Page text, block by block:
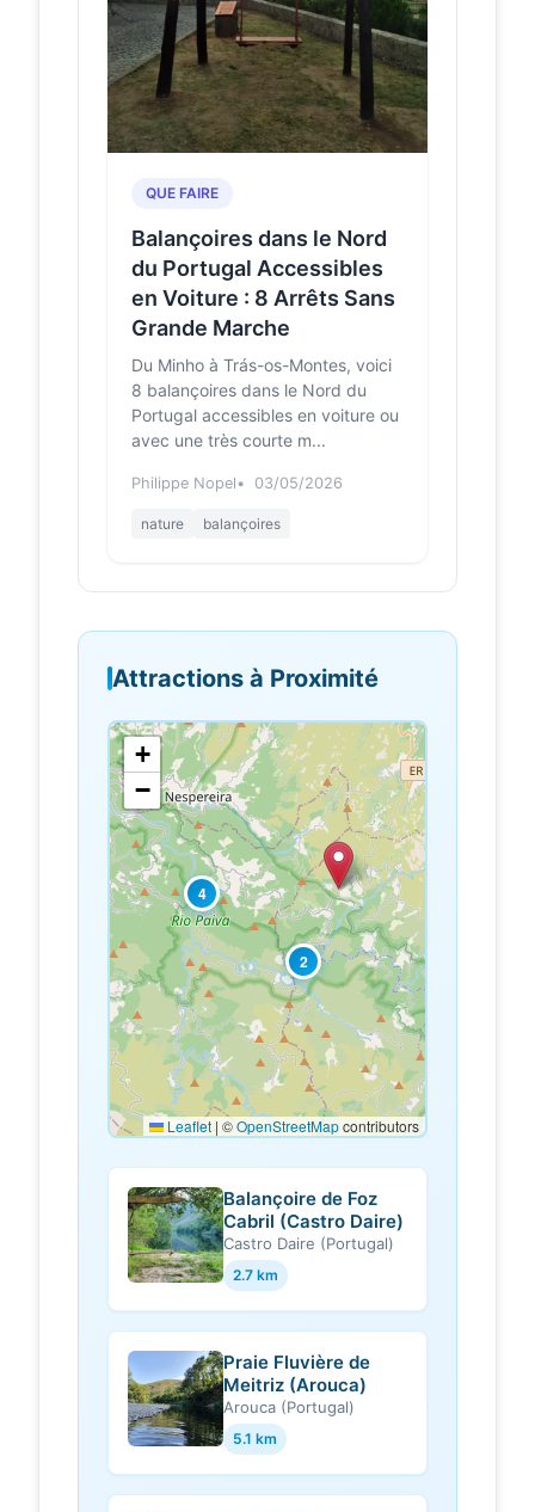
O site que tem tudo para você fazer
a viagem dos sonhos. Economize
ainda mais reservando um pacote
que inclui voo ou alu...
QUE FAIRE
Balançoires dans le Nord
du Portugal Accessibles
en Voiture : 8 Arrêts Sans
Grande Marche
Du Minho à Trás-os-Montes, voici
8 balançoires dans le Nord du
Portugal accessibles en voiture ou
avec une très courte m...
Philippe Nopel 03/05/2026
nature balançoires
Attractions à Proximité
4
2
+
−
Leaflet | ©OpenStreetMapcontributors
Balançoire de Foz
Cabril (Castro Daire)
Castro Daire (Portugal)
2.7 km
Praie Fluvière de
Meitriz (Arouca)
Arouca (Portugal)
5.1 km